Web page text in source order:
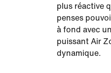
plus réactive
penses
à fond avec
puissant Air
dynamique.